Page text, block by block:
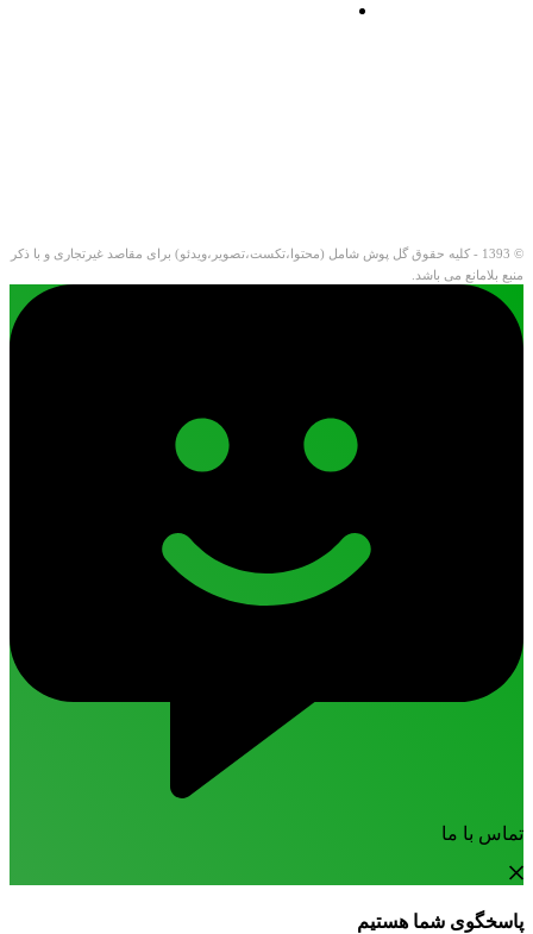
© 1393 - کلیه حقوق گل پوش شامل (محتوا،تکست،تصویر،ویدئو) برای مقاصد غیرتجاری و با ذکر
منبع بلامانع می باشد.
تماس با ما
پاسخگوی شما هستیم